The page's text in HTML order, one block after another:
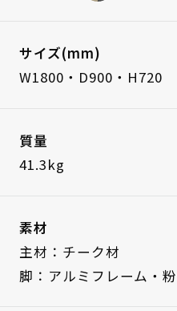
サイズ(mm)
W1800・D900・H720
質量
41.3kg
素材
主材：チーク材
脚：アルミフレーム・